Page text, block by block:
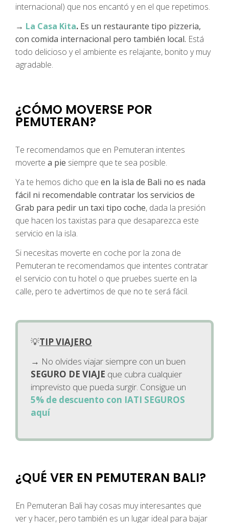
internacional) que nos encantó y en el que repetimos.
→ La Casa Kita. Es un restaurante tipo pizzeria,
con comida internacional pero también local. Está
todo delicioso y el ambiente es relajante, bonito y muy
agradable.
¿CÓMO MOVERSE POR
PEMUTERAN?
Te recomendamos que en Pemuteran intentes
moverte a pie siempre que te sea posible.
Ya te hemos dicho que en la isla de Bali no es nada
fácil ni recomendable contratar los servicios de
Grab para pedir un taxi tipo coche, dada la presión
que hacen los taxistas para que desaparezca este
servicio en la isla.
Si necesitas moverte en coche por la zona de
Pemuteran te recomendamos que intentes contratar
el servicio con tu hotel o que pruebes suerte en la
calle, pero te advertimos de que no te será fácil.
💡TIP VIAJERO
→ No olvides viajar siempre con un buen
SEGURO DE VIAJE que cubra cualquier
imprevisto que pueda surgir. Consigue un
5% de descuento con IATI SEGUROS
aquí
¿QUÉ VER EN PEMUTERAN BALI?
En Pemuteran Bali hay cosas muy interesantes que
ver y hacer, pero también es un lugar ideal para bajar